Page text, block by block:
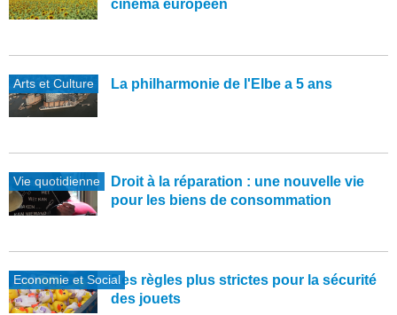
cinéma européen
Arts et Culture La philharmonie de l'Elbe a 5 ans
Vie quotidienne
Droit à la réparation : une nouvelle vie
pour les biens de consommation
Economie et SocialDes règles plus strictes pour la sécurité
des jouets